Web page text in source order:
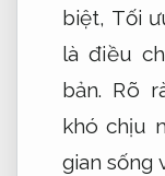
biệt, Tối
là điều
bản. Rõ
khó chịu
gian sống